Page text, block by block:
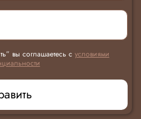
вы соглашаетесь с условиями